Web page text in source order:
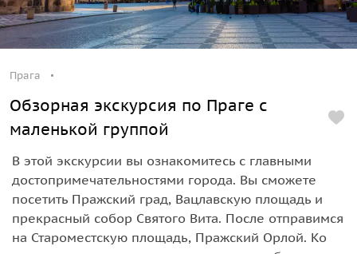
Прага
Обзорная экскурсия по Праге с
маленькой группой
В этой экскурсии вы ознакомитесь с главными
достопримечательностями города. Вы сможете
посетить Пражский град, Вацлавскую площадь и
прекрасный собор Святого Вита. После отправимся
на Староместскую площадь, Пражский Орлой. Ко